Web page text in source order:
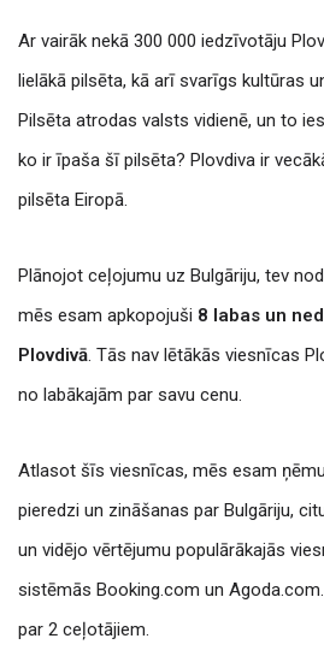
Ar vairāk nekā 300 000 iedzīvotāju
lielākā pilsēta, kā arī svarīgs kultūras
Pilsēta atrodas valsts vidienē, un to
ko ir īpaša šī pilsēta? Plovdiva ir
pilsēta Eiropā.
Plānojot ceļojumu uz Bulgāriju, tev
mēs esam apkopojuši 8 labas un
Plovdivā. Tās nav lētākās viesnīcas
no labākajām par savu cenu.
Atlasot šīs viesnīcas, mēs esam
pieredzi un zināšanas par Bulgāriju,
un vidējo vērtējumu populārākajās
sistēmās Booking.com un
par 2 ceļotājiem.